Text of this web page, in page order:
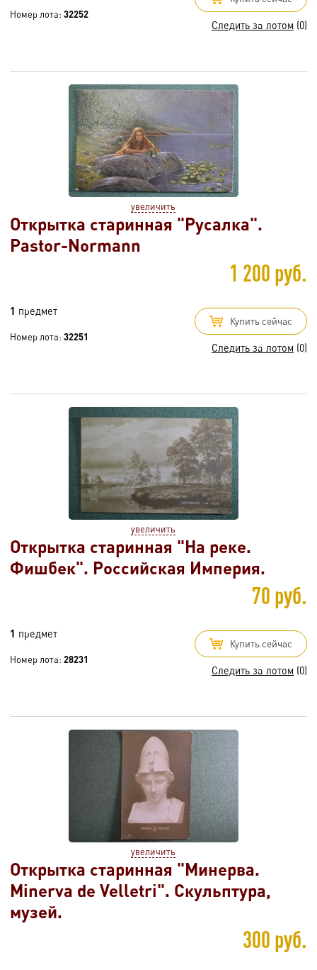
Номер лота: 32252
Следить за лотом (0)
увеличить
Открытка старинная "Русалка".
Pastor-Normann
1 200 руб.
1 предмет
Номер лота: 32251
Купить сейчас
Следить за лотом (0)
увеличить
Открытка старинная "На реке.
Фишбек". Российская Империя.
70 руб.
1 предмет
Номер лота: 28231
Купить сейчас
Следить за лотом (0)
увеличить
Открытка старинная "Минерва.
Minerva de Velletri". Скульптура,
музей.
300 руб.